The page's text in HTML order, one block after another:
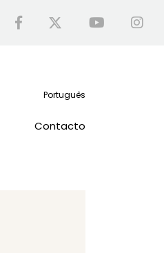
Contacto
Português